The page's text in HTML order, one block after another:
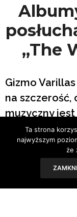
„The
Gizmo
na szczerość,
muzyczny
indie-
brzmieniem
tylko mogły –
Ta strona
najwyższym
że